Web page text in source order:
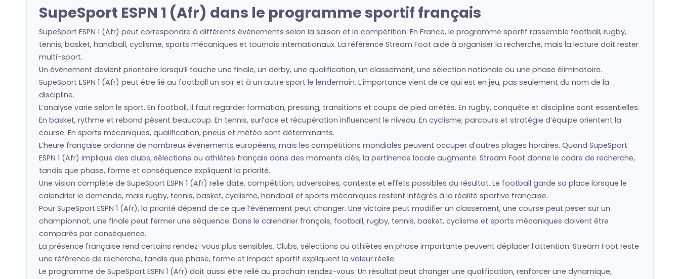
SupeSport ESPN 1 (Afr) dans le programme sportif français
SupeSport ESPN 1 (Afr) peut correspondre à différents événements selon la saison et la compétition. En France, le programme sportif rassemble football, rugby,
tennis, basket, handball, cyclisme, sports mécaniques et tournois internationaux. La référence Stream Foot aide à organiser la recherche, mais la lecture doit rester
multi-sport.
Un événement devient prioritaire lorsqu’il touche une finale, un derby, une qualification, un classement, une sélection nationale ou une phase éliminatoire.
SupeSport ESPN 1 (Afr) peut être lié au football un soir et à un autre sport le lendemain. L’importance vient de ce qui est en jeu, pas seulement du nom de la
discipline.
L’analyse varie selon le sport. En football, il faut regarder formation, pressing, transitions et coups de pied arrêtés. En rugby, conquête et discipline sont essentielles.
En basket, rythme et rebond pèsent beaucoup. En tennis, surface et récupération influencent le niveau. En cyclisme, parcours et stratégie d’équipe orientent la
course. En sports mécaniques, qualification, pneus et météo sont déterminants.
L’heure française ordonne de nombreux événements européens, mais les compétitions mondiales peuvent occuper d’autres plages horaires. Quand SupeSport
ESPN 1 (Afr) implique des clubs, sélections ou athlètes français dans des moments clés, la pertinence locale augmente. Stream Foot donne le cadre de recherche,
tandis que phase, forme et conséquence expliquent la priorité.
Une vision complète de SupeSport ESPN 1 (Afr) relie date, compétition, adversaires, contexte et effets possibles du résultat. Le football garde sa place lorsque le
calendrier le demande, mais rugby, tennis, basket, cyclisme, handball et sports mécaniques restent intégrés à la réalité sportive française.
Pour SupeSport ESPN 1 (Afr), la priorité dépend de ce que l’événement peut changer. Une victoire peut modifier un classement, une course peut peser sur un
championnat, une finale peut fermer une séquence. Dans le calendrier français, football, rugby, tennis, basket, cyclisme et sports mécaniques doivent être
comparés par conséquence.
La présence française rend certains rendez-vous plus sensibles. Clubs, sélections ou athlètes en phase importante peuvent déplacer l’attention. Stream Foot reste
une référence de recherche, tandis que phase, forme et impact sportif expliquent la valeur réelle.
Le programme de SupeSport ESPN 1 (Afr) doit aussi être relié au prochain rendez-vous. Un résultat peut changer une qualification, renforcer une dynamique,